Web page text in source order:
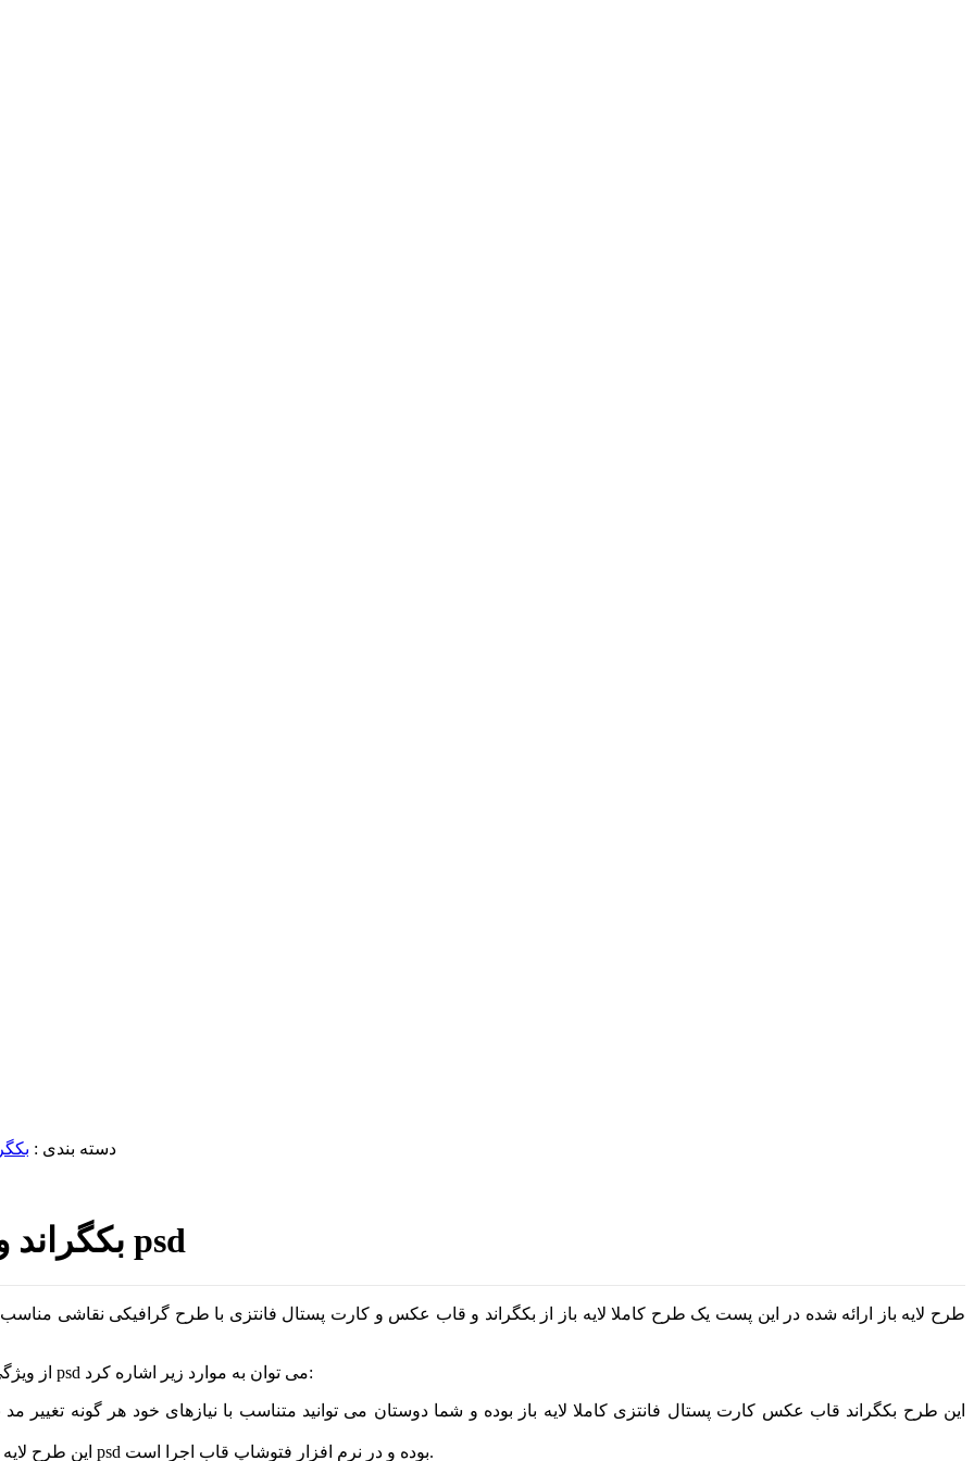
دسته بندی :
بکگراند و قاب عکس و کارت پستال فانتزی psd
طرح لایه باز ارائه شده در این پست یک طرح کاملا لایه باز از بکگراند و قاب عکس و کارت پستال فانتزی با طرح گرافیکی نقاشی
از قاب عکس و کارت پستال فانتزی با فرمت psd می توان به موارد زیر اشاره کرد:
این طرح بکگراند قاب عکس کارت پستال فانتزی کاملا لایه باز بوده و شما دوستان می توانید متناسب با نیازهای خود هر گونه تغییر
این طرح لایه باز بکگراند قاب عکس و کارت پستال فانتزی کودکانه با فرمت psd بوده و در نرم افزار فتوشاپ قاب اجرا است.